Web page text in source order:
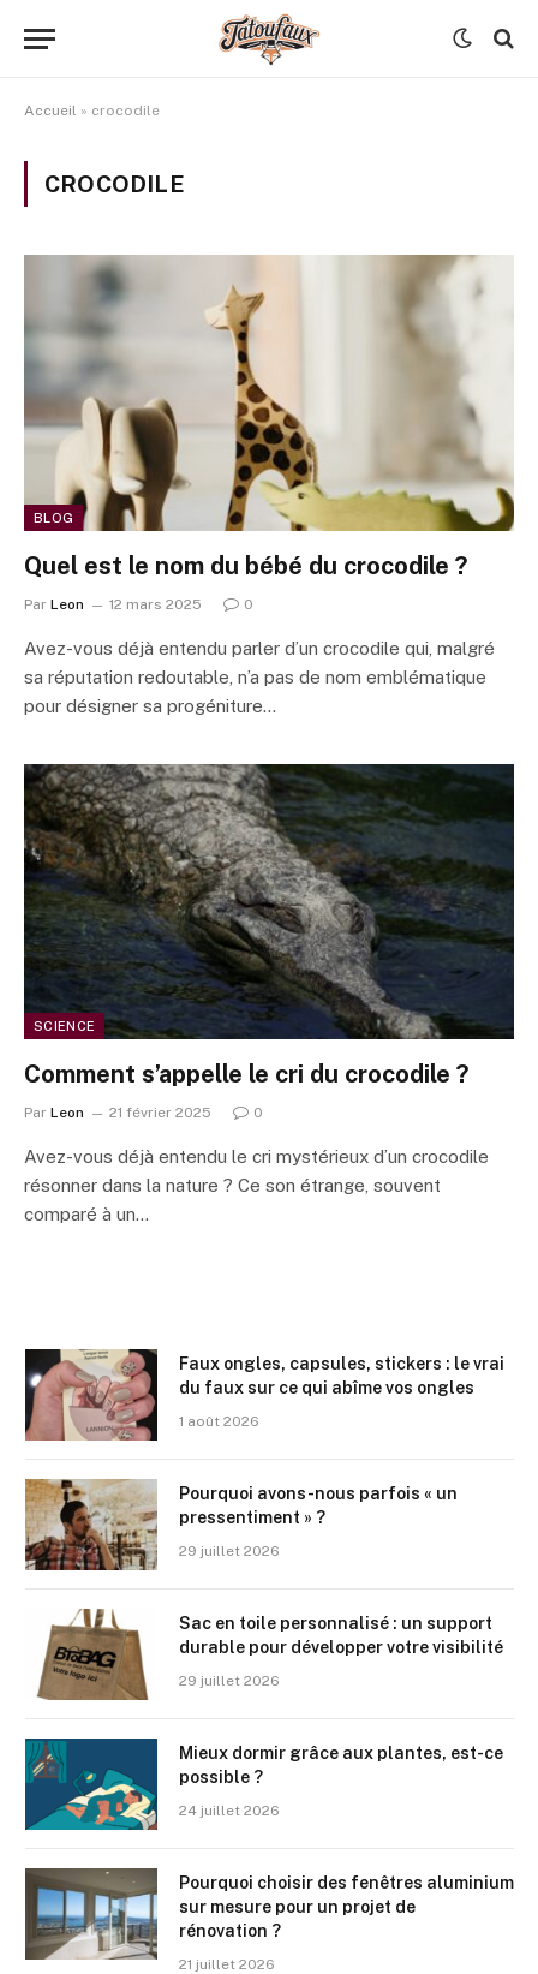
Accueil » crocodile
CROCODILE
BLOG
Quel est le nom du bébé du crocodile ?
Par Leon 12 mars 2025 0
Avez-vous déjà entendu parler d’un crocodile qui, malgré
sa réputation redoutable, n’a pas de nom emblématique
pour désigner sa progéniture…
SCIENCE
Comment s’appelle le cri du crocodile ?
Par Leon 21 février 2025 0
Avez-vous déjà entendu le cri mystérieux d’un crocodile
résonner dans la nature ? Ce son étrange, souvent
comparé à un…
Faux ongles, capsules, stickers : le vrai
du faux sur ce qui abîme vos ongles
1 août 2026
Pourquoi avons-nous parfois « un
pressentiment » ?
29 juillet 2026
Sac en toile personnalisé : un support
durable pour développer votre visibilité
29 juillet 2026
Mieux dormir grâce aux plantes, est-ce
possible ?
24 juillet 2026
Pourquoi choisir des fenêtres aluminium
sur mesure pour un projet de
rénovation ?
21 juillet 2026